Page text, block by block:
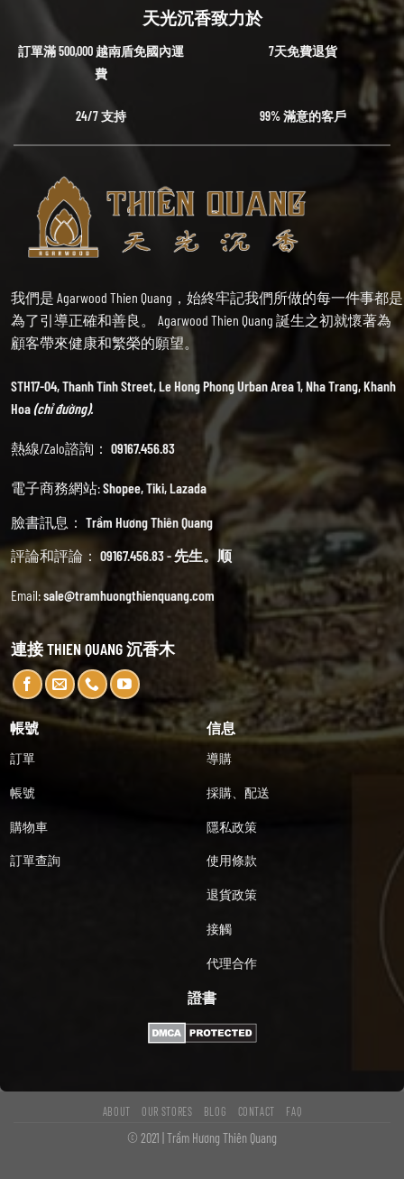
天光沉香致力於
訂單滿 500,000 越南盾免國內運
費
7天免費退貨
24/7 支持 99% 滿意的客戶
我們是 Agarwood Thien Quang，始終牢記我們所做的每一件事都是
為了引導正確和善良。 Agarwood Thien Quang 誕生之初就懷著為
顧客帶來健康和繁榮的願望。
STH17-04, Thanh Tinh Street, Le Hong Phong Urban Area 1, Nha Trang, Khanh
Hoa(chỉ đường).
熱線/Zalo諮詢： 09167.456.83
電子商務網站:Shopee,Tiki,Lazada
臉書訊息： Trầm Hương Thiên Quang
評論和評論： 09167.456.83 - 先生。顺
Email:sale@tramhuongthienquang.com
連接 THIEN QUANG 沉香木
帳號
訂單
帳號
購物車
訂單查詢
信息
導購
採購、配送
隱私政策
使用條款
退貨政策
接觸
代理合作
證書
ABOUT OUR STORES BLOG CONTACT FAQ
© 2021 | Trầm Hương Thiên Quang